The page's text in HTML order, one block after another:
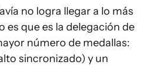
no logra llegar a lo más
es que es la delegación de
número de medallas:
sincronizado) y un